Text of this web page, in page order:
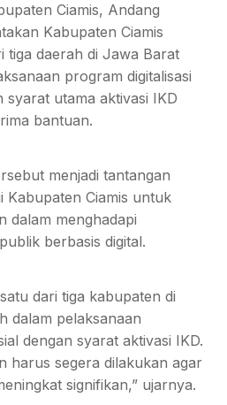
Ciamis, Andang
Kabupaten Ciamis
tiga daerah di Jawa Barat
program digitalisasi
syarat utama aktivasi IKD
bantuan.
menjadi tantangan
Kabupaten Ciamis untuk
dalam menghadapi
berbasis digital.
dari tiga kabupaten di
dalam pelaksanaan
dengan syarat aktivasi IKD.
harus segera dilakukan agar
signifikan,” ujarnya.